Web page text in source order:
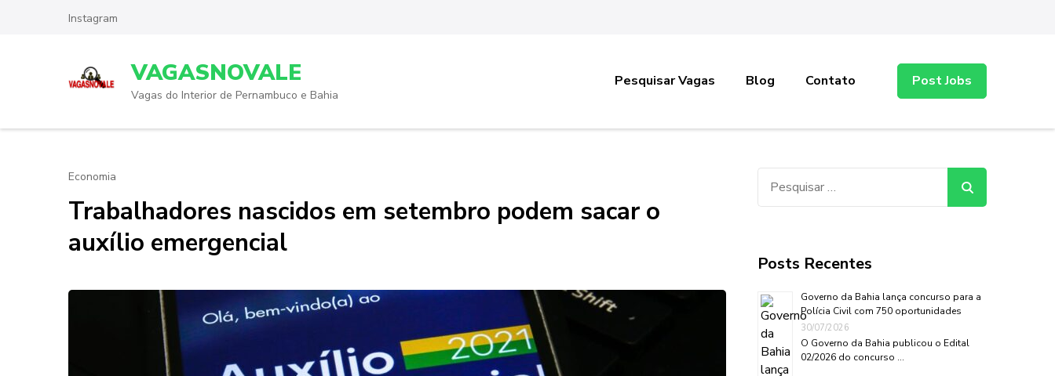
Instagram
VAGASNOVALE
Vagas do Interior de Pernambuco e Bahia
Pesquisar Vagas Blog Contato Post Jobs
Economia
Trabalhadores nascidos em setembro podem sacar o
auxílio emergencial
Posts Recentes
Governo da Bahia lança concurso para a
Polícia Civil com 750 oportunidades
30/07/2026
O Governo da Bahia publicou o Edital
02/2026 do concurso …